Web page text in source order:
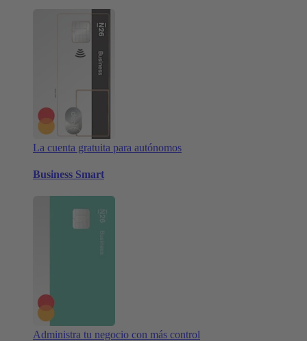
La cuenta gratuita para autónomos
Business Smart
Administra tu negocio con más control